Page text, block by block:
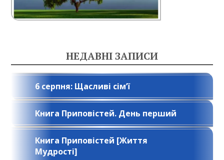
НЕДАВНІ ЗАПИСИ
6 серпня: Щасливі сім’ї
Книга Приповістей. День перший
Книга Приповістей [Життя
Мудрості]